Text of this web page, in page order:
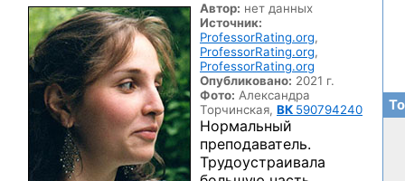
Автор: нет данных
Источник:
ProfessorRating.org,
ProfessorRating.org,
ProfessorRating.org
Опубликовано: 2021 г.
Фото: Александра
Торчинская, ВК 590794240
Нормальный
преподаватель.
Трудоустраивала